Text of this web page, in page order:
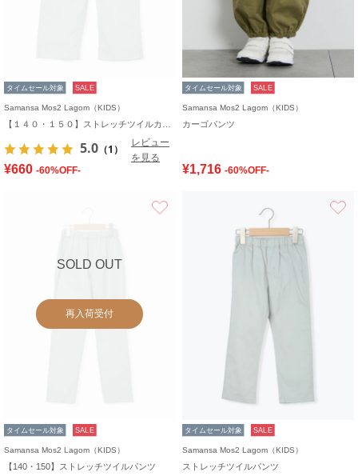
タイムセール対象 SALE
Samansa Mos2 Lagom（KIDS）
5.0 （1）
レビュー
を見る
¥660 -60%OFF-
タイムセール対象 SALE
Samansa Mos2 Lagom（KIDS）
カーゴパンツ
¥1,716 -60%OFF-
SOLD OUT
再入荷受付
タイムセール対象 SALE
Samansa Mos2 Lagom（KIDS）
【140・150】ストレッチツイルパンツ
タイムセール対象 SALE
Samansa Mos2 Lagom（KIDS）
ストレッチツイルパンツ